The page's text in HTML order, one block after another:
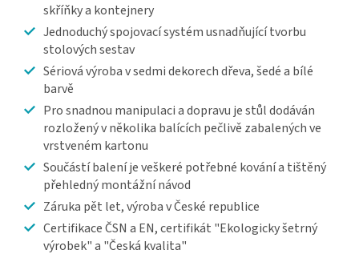
skříňky a kontejnery
Jednoduchý spojovací systém usnadňující tvorbu
stolových sestav
Sériová výroba v sedmi dekorech dřeva, šedé a bílé
barvě
Pro snadnou manipulaci a dopravu je stůl dodáván
rozložený v několika balících pečlivě zabalených ve
vrstveném kartonu
Součástí balení je veškeré potřebné kování a tištěný
přehledný montážní návod
Záruka pět let, výroba v České republice
Certifikace ČSN a EN, certifikát "Ekologicky šetrný
výrobek" a "Česká kvalita"